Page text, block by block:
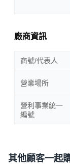
廠商資訊
商號/代表人
營業場所
營利事業統一
編號
其他顧客一起